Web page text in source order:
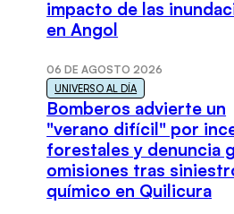
impacto de las
en Angol
06 DE AGOSTO 2026
UNIVERSO AL DÍA
Bomberos advierte un
"verano difícil" por
forestales y denuncia
omisiones tras
químico en Quilicura